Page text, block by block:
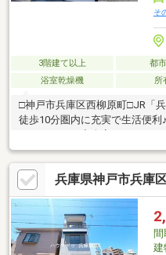
そ
3階建て以上 都
浴室乾燥機
所
□神戸市兵庫区西柳原町□JR「
徒歩10分圏内に充実で生活便
いただけます◇全室フローリ
浴室暖房乾燥機・食器洗乾燥
ｍ）スーパーマルハチ…徒歩6
7分（約550ｍ）兵庫中学校…徒
兵庫県神戸市兵庫
間
建